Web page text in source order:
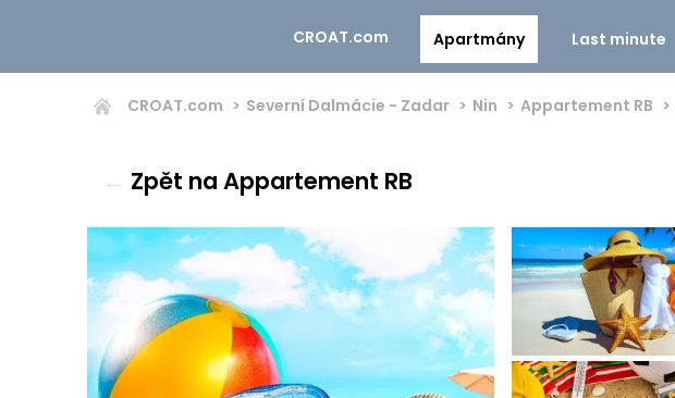
CROAT.com Apartmány Last minute
CROAT.com Severní Dalmácie - Zadar Nin Appartement RB
← Zpět na Appartement RB